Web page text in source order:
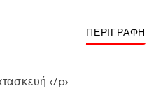
ΠΕΡΙΓΡΑΦΉ
p>